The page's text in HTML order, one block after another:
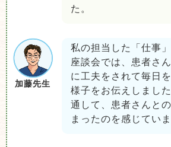
た。
加藤先生
私の担当した「仕事
座談会では、患者さ
に工夫をされて毎日
様子をお伝えしまし
通して、患者さんと
まったのを感じていま